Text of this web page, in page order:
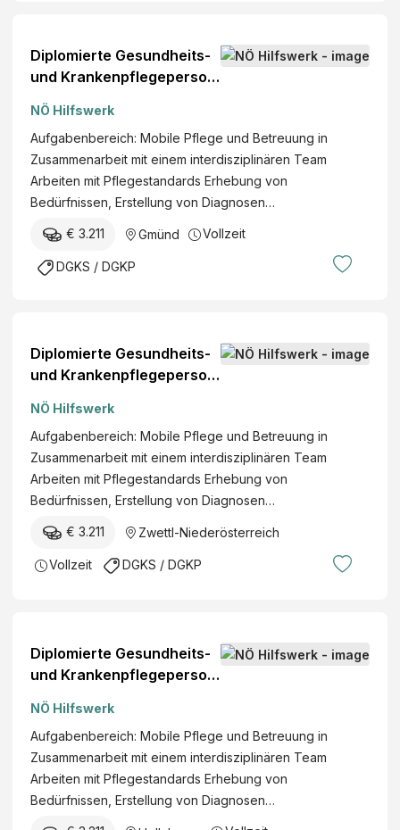
Diplomierte Gesundheits-
und Krankenpflegeperson
NÖ Hilfswerk
Aufgabenbereich: Mobile Pflege und Betreuung in
Zusammenarbeit mit einem interdisziplinären Team
Arbeiten mit Pflegestandards Erhebung von
Bedürfnissen, Erstellung von Diagnosen…
€ 3.211 Gmünd Vollzeit
DGKS / DGKP
Diplomierte Gesundheits-
und Krankenpflegeperson
(w/m/d)
NÖ Hilfswerk
Aufgabenbereich: Mobile Pflege und Betreuung in
Zusammenarbeit mit einem interdisziplinären Team
Arbeiten mit Pflegestandards Erhebung von
Bedürfnissen, Erstellung von Diagnosen…
€ 3.211 Zwettl-Niederösterreich
Vollzeit DGKS / DGKP
Diplomierte Gesundheits-
und Krankenpflegeperson
(w/m/d)
NÖ Hilfswerk
Aufgabenbereich: Mobile Pflege und Betreuung in
Zusammenarbeit mit einem interdisziplinären Team
Arbeiten mit Pflegestandards Erhebung von
Bedürfnissen, Erstellung von Diagnosen…